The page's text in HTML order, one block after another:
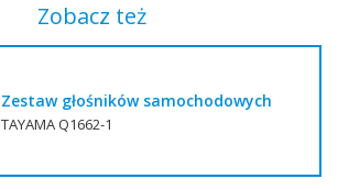
Zobacz też
Zestaw głośników samochodowych
TAYAMA Q1662-1